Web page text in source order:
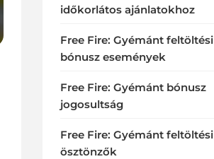
időkorlátos ajánlatokhoz
Free Fire: Gyémánt feltöltési
bónusz események
Free Fire: Gyémánt bónusz
jogosultság
Free Fire: Gyémánt feltöltési
ösztönzők